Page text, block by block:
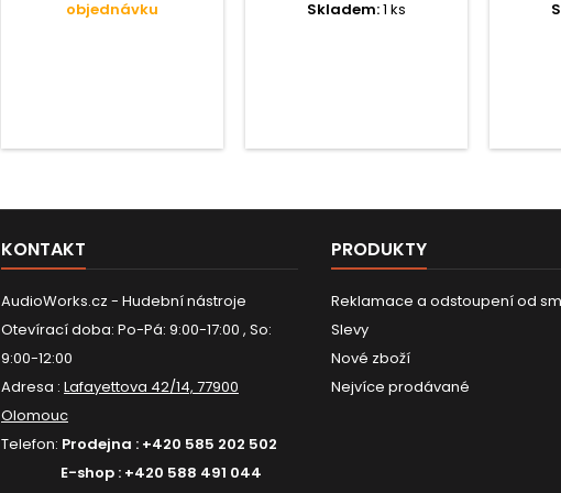
objednávku
s podporou napájení „plug-
Skladem:1 ks
3dB),
KONTAKT
AudioWorks.cz - Hudební nástroje
Otevírací doba: Po-Pá: 9:00-17:00 , So:
9:00-12:00
Adresa : Lafayettova 42/14, 77900
Olomouc
Telefon: Prodejna : +420 585 202 502
E-shop : +420 588 491 044
PRODUKTY
Reklamace a odstoupení od
Slevy
Nové zboží
Nejvíce prodávané